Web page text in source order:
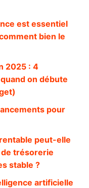
est essentiel
bien le
2025 : 4
on débute
pour
peut-elle
trésorerie
stable ?
artificielle